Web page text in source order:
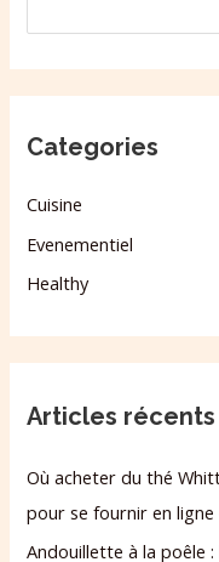
Categories
Cuisine
Evenementiel
Healthy
Articles récents
Où acheter du thé
pour se fournir en
Andouillette à la poêle